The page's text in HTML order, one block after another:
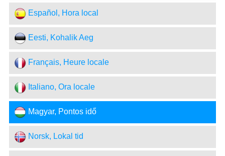
Español, Hora local
Eesti, Kohalik Aeg
Français, Heure locale
Italiano, Ora locale
Magyar, Pontos idő
Norsk, Lokal tid